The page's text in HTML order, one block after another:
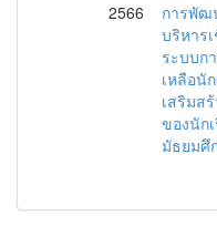
2566
การพัฒ
บริหาร
ระบบก
เหลือนั
เสริมส
ของนัก
มัธยมศึ